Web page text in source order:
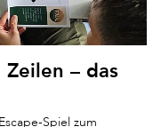
– das
Spiel zum